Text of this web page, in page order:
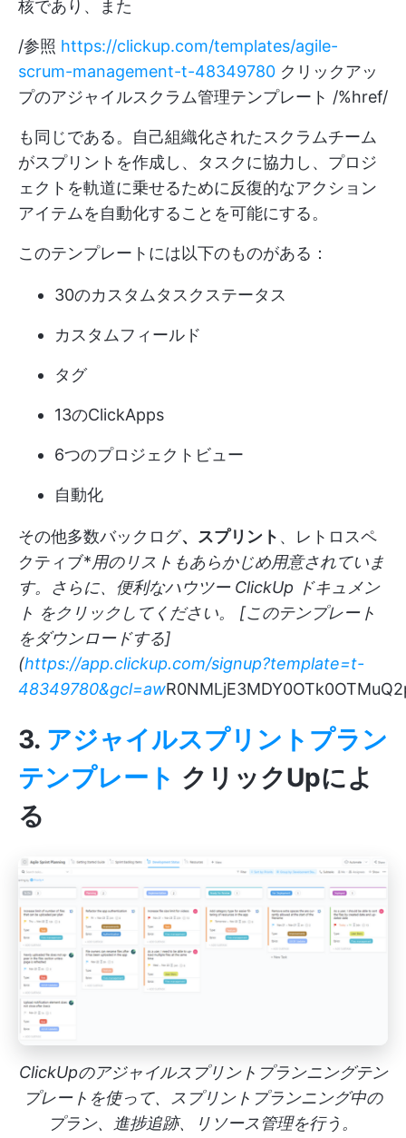
核であり、また
/参照 https://clickup.com/templates/agile-
scrum-management-t-48349780 クリックアッ
プのアジャイルスクラム管理テンプレート /%href/
も同じである。自己組織化されたスクラムチーム
がスプリントを作成し、タスクに協力し、プロジ
ェクトを軌道に乗せるために反復的なアクション
アイテムを自動化することを可能にする。
このテンプレートには以下のものがある：
30のカスタムタスクステータス
カスタムフィールド
タグ
13のClickApps
6つのプロジェクトビュー
自動化
その他多数バックログ、スプリント 、レトロスペ
クティブ*用のリストもあらかじめ用意されていま
す。さらに、便利なハウツー ClickUp ドキュメン
ト をクリックしてください。 [このテンプレート
をダウンロードする]
(https://app.clickup.com/signup?template=t-
48349780&gcl=aw
3. アジャイルスプリントプラン
テンプレート クリックUpによ
る
ClickUpのアジャイルスプリントプランニングテン
プレートを使って、スプリントプランニング中の
プラン、進捗追跡、リソース管理を行う。